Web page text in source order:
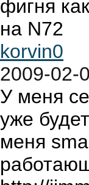
фигня
на N72
korvin0
2009-02-
У меня
уже
меня